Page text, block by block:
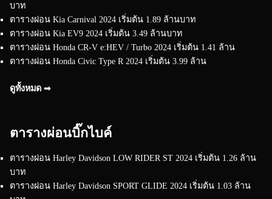
บาท
ตารางผ่อน Kia Carnival 2024 เริ่มต้น 1.89 ล้านบาท
ตารางผ่อน Kia EV9 2024 เริ่มต้น 3.49 ล้านบาท
ตารางผ่อน Honda CR-V e:HEV / Turbo 2024 เริ่มต้น 1.41 ล้าน
ตารางผ่อน Honda Civic Type R 2024 เริ่มต้น 3.99 ล้าน
ดูทั้งหมด ➟
ตารางผ่อนบิ๊กไบค์
ตารางผ่อน Harley Davidson LOW RIDER ST 2024 เริ่มต้น 1.26 ล้าน
บาท
ตารางผ่อน Harley Davidson SPORT GLIDE 2024 เริ่มต้น 1.03 ล้าน